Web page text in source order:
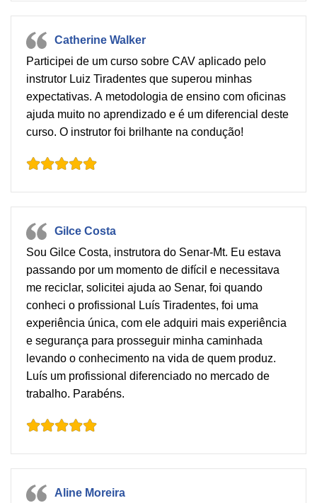
Catherine Walker
Participei de um curso sobre CAV aplicado pelo
instrutor Luiz Tiradentes que superou minhas
expectativas. A metodologia de ensino com oficinas
ajuda muito no aprendizado e é um diferencial deste
curso. O instrutor foi brilhante na condução!
Gilce Costa
Sou Gilce Costa, instrutora do Senar-Mt. Eu estava
passando por um momento de difícil e necessitava
me reciclar, solicitei ajuda ao Senar, foi quando
conheci o profissional Luís Tiradentes, foi uma
experiência única, com ele adquiri mais experiência
e segurança para prosseguir minha caminhada
levando o conhecimento na vida de quem produz.
Luís um profissional diferenciado no mercado de
trabalho. Parabéns.
Aline Moreira